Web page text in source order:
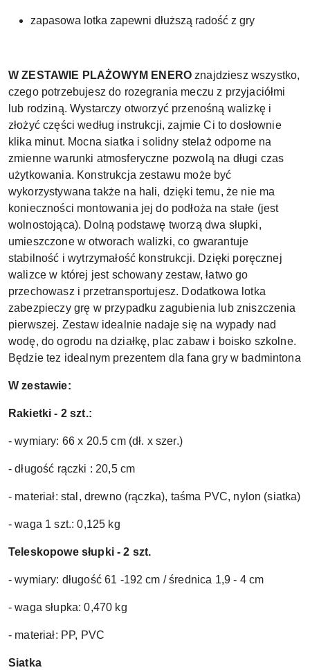
zapasowa lotka zapewni dłuższą radość z gry
W ZESTAWIE PLAŻOWYM ENERO znajdziesz wszystko,
czego potrzebujesz do rozegrania meczu z przyjaciółmi
lub rodziną. Wystarczy otworzyć przenośną walizkę i
złożyć części według instrukcji, zajmie Ci to dosłownie
klika minut. Mocna siatka i solidny stelaż odporne na
zmienne warunki atmosferyczne pozwolą na długi czas
użytkowania. Konstrukcja zestawu może być
wykorzystywana także na hali, dzięki temu, że nie ma
konieczności montowania jej do podłoża na stałe (jest
wolnostojąca). Dolną podstawę tworzą dwa słupki,
umieszczone w otworach walizki, co gwarantuje
stabilność i wytrzymałość konstrukcji. Dzięki poręcznej
walizce w której jest schowany zestaw, łatwo go
przechowasz i przetransportujesz. Dodatkowa lotka
zabezpieczy grę w przypadku zagubienia lub zniszczenia
pierwszej. Zestaw idealnie nadaje się na wypady nad
wodę, do ogrodu na działkę, plac zabaw i boisko szkolne.
Będzie tez idealnym prezentem dla fana gry w badmintona
W zestawie:
Rakietki - 2 szt.:
- wymiary: 66 x 20.5 cm (dł. x szer.)
- długość rączki : 20,5 cm
- materiał: stal, drewno (rączka), taśma PVC, nylon (siatka)
- waga 1 szt.: 0,125 kg
Teleskopowe słupki - 2 szt.
- wymiary: długość 61 -192 cm / średnica 1,9 - 4 cm
- waga słupka: 0,470 kg
- materiał: PP, PVC
Siatka